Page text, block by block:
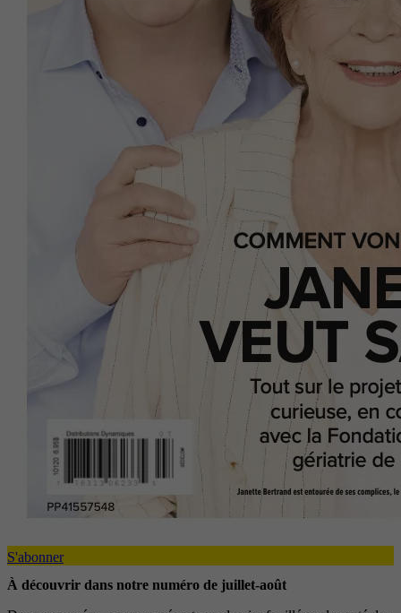
S'abonner
À découvrir dans notre numéro de juillet-août